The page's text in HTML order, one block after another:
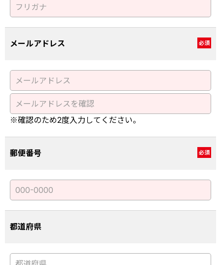
メールアドレス 必須
※確認のため2度入力してください。
郵便番号 必須
都道府県